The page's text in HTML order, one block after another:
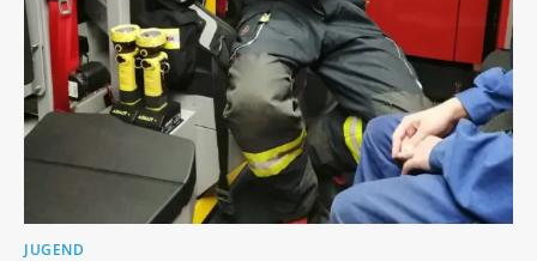
JUGEND